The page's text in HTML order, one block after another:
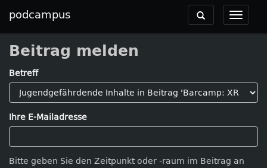
podcampus
Toggle
Toggle
navigation
Beitrag melden
Betreff
Ihre E-Mailadresse
Bitte geben Sie den Zeitpunkt oder -raum im Beitrag an